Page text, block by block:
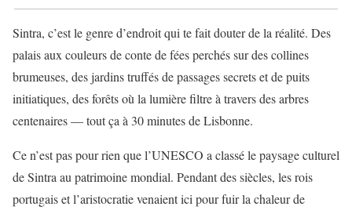
Sintra, c’est le genre d’endroit qui te fait douter de la réalité. Des
palais aux couleurs de conte de fées perchés sur des collines
brumeuses, des jardins truffés de passages secrets et de puits
initiatiques, des forêts où la lumière filtre à travers des arbres
centenaires — tout ça à 30 minutes de Lisbonne.
Ce n’est pas pour rien que l’UNESCO a classé le paysage culturel
de Sintra au patrimoine mondial. Pendant des siècles, les rois
portugais et l’aristocratie venaient ici pour fuir la chaleur de